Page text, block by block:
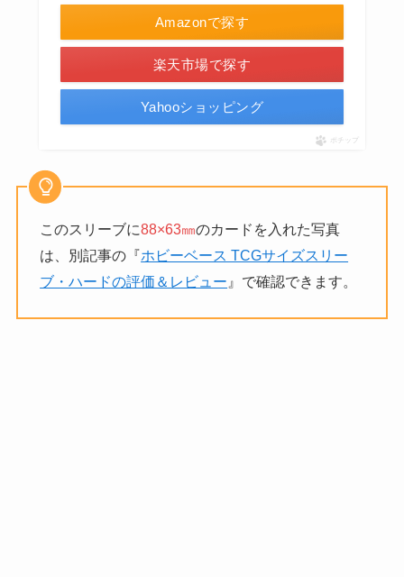
Amazonで探す
楽天市場で探す
Yahooショッピング
ポチップ
このスリーブに88×63㎜のカードを入れた写真
は、別記事の『ホビーベース TCGサイズスリー
ブ・ハードの評価＆レビュー 』で確認できます。